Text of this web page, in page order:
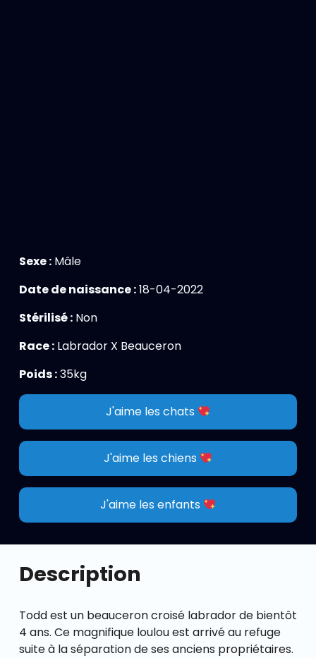
Sexe : Mâle
Date de naissance :18-04-2022
Stérilisé : Non
Race : Labrador X Beauceron
Poids :35kg
J'aime les chats
J'aime les chiens
J'aime les enfants
Description
Todd est un beauceron croisé labrador de bientôt
4 ans. Ce magnifique loulou est arrivé au refuge
suite à la séparation de ses anciens propriétaires.